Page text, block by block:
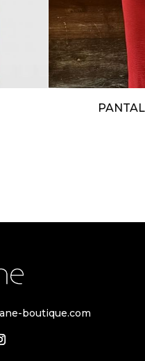
PANTALON ALMA ROUGE
boutique.com